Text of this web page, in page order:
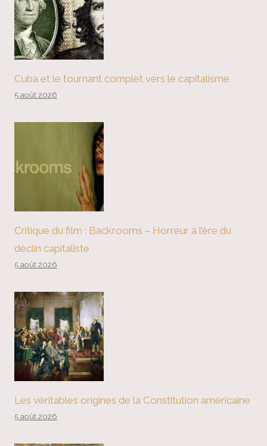
Cuba et le tournant complet vers le capitalisme
5 août 2026
Critique du film : Backrooms – Horreur à l’ère du
déclin capitaliste
5 août 2026
Les véritables origines de la Constitution américaine
5 août 2026